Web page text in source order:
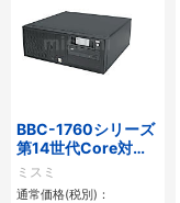
BBC-1760シリーズ
第14世代Core対応
小型フロアマウント
3PCIe
ミスミ
通常価格(税別)：